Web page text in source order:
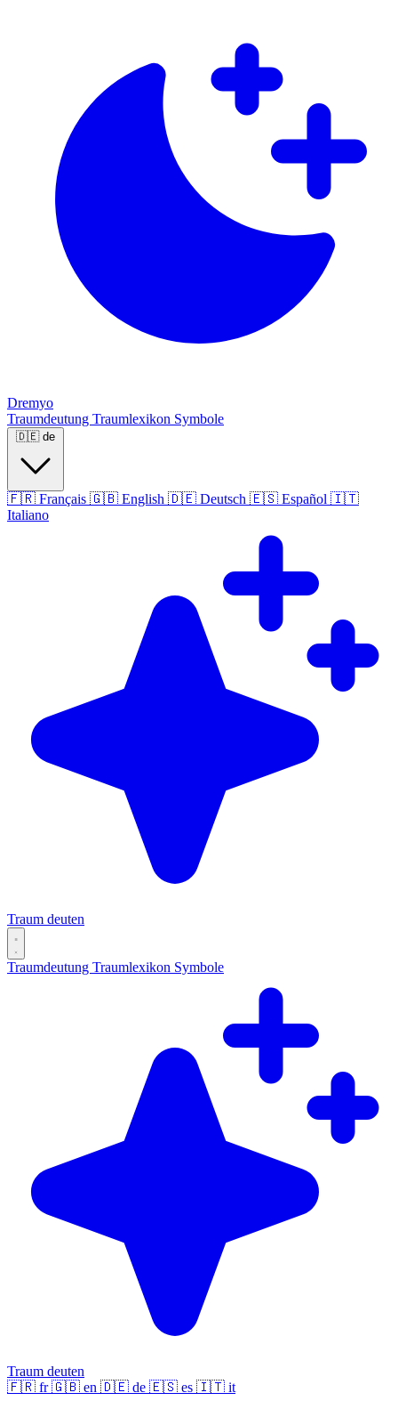
Dremyo
Traumdeutung Traumlexikon Symbole
🇩🇪 de
🇫🇷 Français 🇬🇧 English 🇩🇪 Deutsch 🇪🇸 Español 🇮🇹
Italiano
Traum deuten
Traumdeutung Traumlexikon Symbole
Traum deuten
🇫🇷 fr 🇬🇧 en 🇩🇪 de 🇪🇸 es 🇮🇹 it